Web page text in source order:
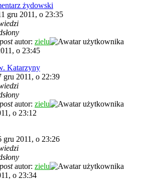
żydowski
gru 2011, o 23:35
autor: zielu
o 23:45
Katarzyny
gru 2011, o 22:39
autor: zielu
o 23:12
gru 2011, o 23:26
autor: zielu
o 23:34